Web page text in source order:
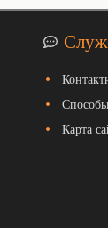
Карта